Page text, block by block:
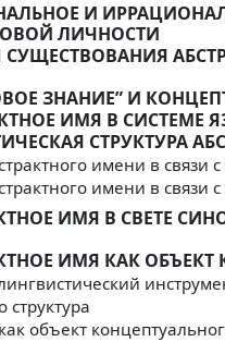
И
ЛИЧНОСТИ
ЗНАНИЕ” И
ИМЯ В СИСТЕМЕ
СТРУКТУРА
имени в
имени в
ИМЯ В СВЕТЕ
ИМЯ КАК
структура
объект